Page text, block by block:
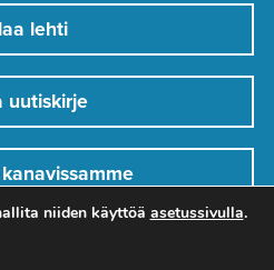
lehti
uutiskirje
niiden käyttöä asetussivulla.